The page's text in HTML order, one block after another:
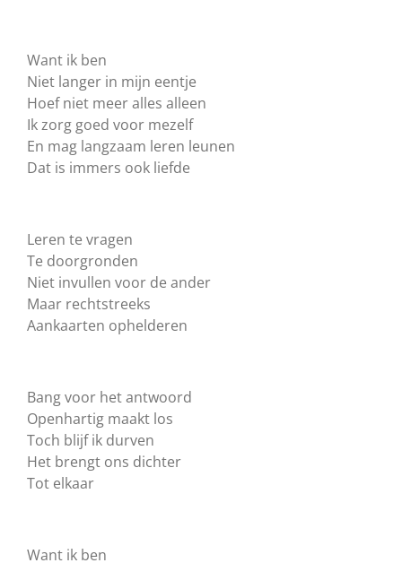
Want ik ben
Niet langer in mijn eentje
Hoef niet meer alles alleen
Ik zorg goed voor mezelf
En mag langzaam leren leunen
Dat is immers ook liefde
Leren te vragen
Te doorgronden
Niet invullen voor de ander
Maar rechtstreeks
Aankaarten ophelderen
Bang voor het antwoord
Openhartig maakt los
Toch blijf ik durven
Het brengt ons dichter
Tot elkaar
Want ik ben